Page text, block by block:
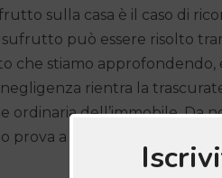
sulla casa è il caso di
può essere risolto
che stiamo
negligenza rientra la
ordinaria dell’immobile. Da
prova a vendere la casa.